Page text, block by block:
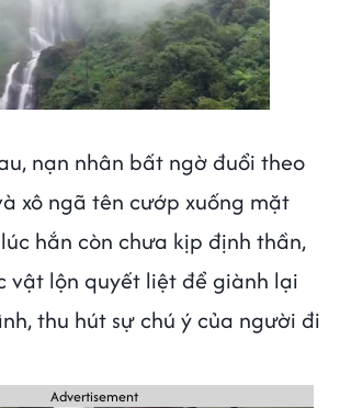
in 3 Cancel
nạn nhân bất ngờ đuổi theo
xô ngã tên cướp xuống mặt
hắn còn chưa kịp định thần,
vật lộn quyết liệt để giành lại
thu hút sự chú ý của người đi
Advertisement